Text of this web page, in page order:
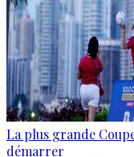
La plus grande
démarrer